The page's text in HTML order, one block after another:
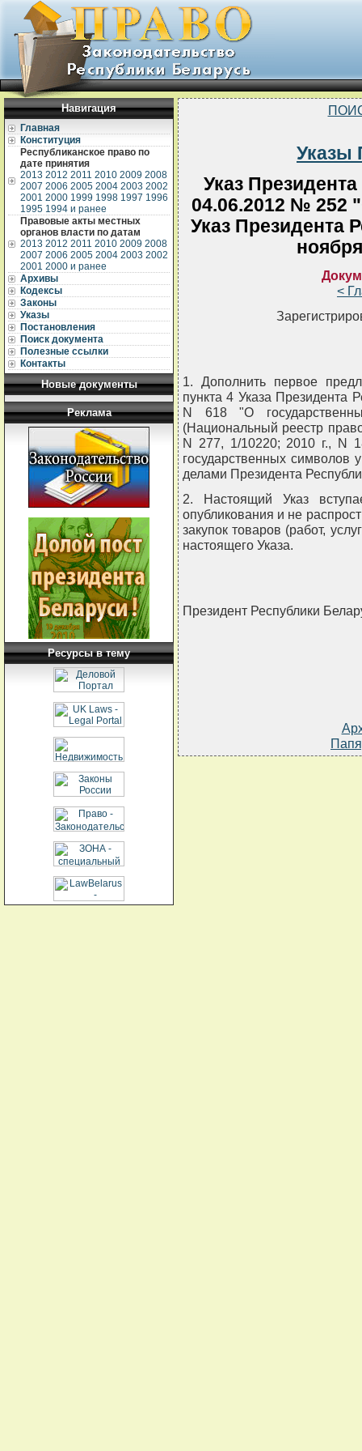
Навигация
Главная
Конституция
Республиканское право по
дате принятия
2013 2012 2011 2010 2009 2008
2007 2006 2005 2004 2003 2002
2001 2000 1999 1998 1997 1996
1995 1994 и ранее
Правовые акты местных
органов власти по датам
2013 2012 2011 2010 2009 2008
2007 2006 2005 2004 2003 2002
2001 2000 и ранее
Архивы
Кодексы
Законы
Указы
Постановления
Поиск документа
Полезные ссылки
Контакты
Новые документы
Реклама
Ресурсы в тему
Указы
Указ
04.06.2012 № 252
Указ Президента
<
1. Дополнить первое
пункта 4 Указа Президента
N 618 "О
(Национальный реестр
N 277, 1/10220; 2010 г., N
государственных символов
делами Президента
2. Настоящий Указ
опубликования и не
закупок товаров (работ,
настоящего Указа.
Президент Республики